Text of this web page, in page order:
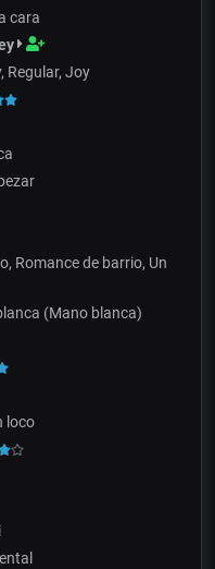
cara
Regular, Joy
Romance de barrio, Un
(Mano blanca)
loco